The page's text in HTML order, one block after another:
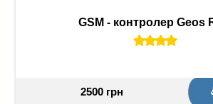
GSM - контролер Geos
2500 грн